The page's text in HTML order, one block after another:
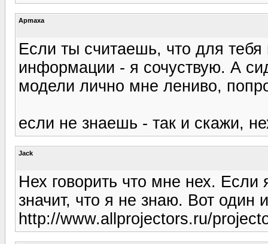
Apmaxa
Если ты считаешь, что для
информации - я сочуствую. А
модели лично мне лениво,
если не знаешь - так и скажи,
Jack
Нех говорить что мне нех. Если
значит, что я не знаю. Вот один
http://www.allprojectors.ru/